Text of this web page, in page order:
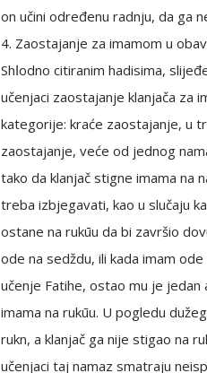
on učini određenu radnju, da ga
4. Zaostajanje za imamom u
Shاodno citiranim hadisima, slijeđenje imama jedina je ispravna opcija. Islamski
učenjaci zaostajanje klanjača za
kategorije: kraće zaostajanje, u
zaostajanje, veće od jednog
tako da klanjač stigne imama na
treba izbjegavati, kao u slučaju
ostane na rukūu da bi završio
ode na sedždu, ili kada imam
učenje Fatihe, ostao mu je
imama na rukūu. U pogledu
rukn, a klanjač ga nije stigao na
učenjaci taj namaz smatraju